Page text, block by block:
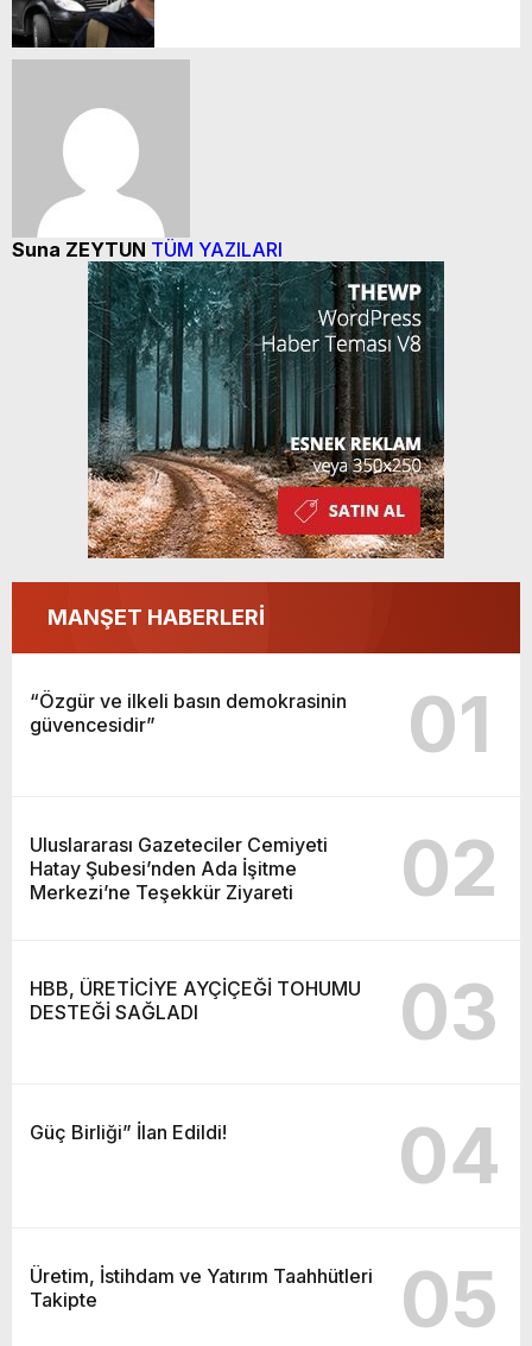
Suna ZEYTUN TÜM YAZILARI
MANŞET HABERLERİ
“Özgür ve ilkeli basın demokrasinin
güvencesidir”
01
Uluslararası Gazeteciler Cemiyeti
Hatay Şubesi’nden Ada İşitme
Merkezi’ne Teşekkür Ziyareti
02
HBB, ÜRETİCİYE AYÇİÇEĞİ TOHUMU
DESTEĞİ SAĞLADI
03
Güç Birliği” İlan Edildi! 04
Üretim, İstihdam ve Yatırım Taahhütleri
Takipte
05